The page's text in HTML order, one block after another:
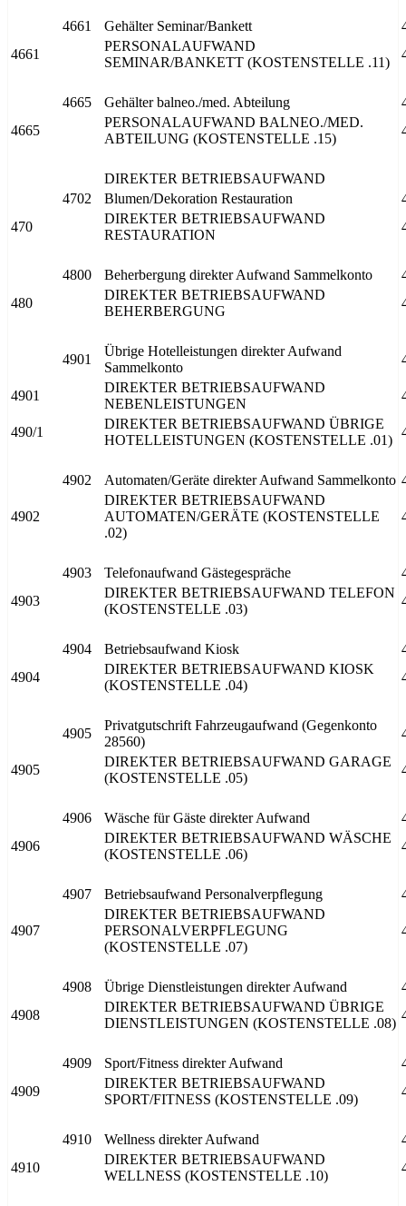
4661 Gehälter Seminar/Bankett
4661
PERSONALAUFWAND
SEMINAR/BANKETT (KOSTENSTELLE .11)
4665 Gehälter balneo./med. Abteilung
4665
PERSONALAUFWAND BALNEO./MED.
ABTEILUNG (KOSTENSTELLE .15)
DIREKTER BETRIEBSAUFWAND
4702
Blumen/Dekoration Restauration
470
DIREKTER BETRIEBSAUFWAND
RESTAURATION
4800 Beherbergung direkter Aufwand Sammelkonto
480
DIREKTER BETRIEBSAUFWAND
BEHERBERGUNG
4901
Übrige Hotelleistungen direkter Aufwand
Sammelkonto
4901
DIREKTER BETRIEBSAUFWAND
NEBENLEISTUNGEN
490/1
DIREKTER BETRIEBSAUFWAND ÜBRIGE
HOTELLEISTUNGEN (KOSTENSTELLE .01)
4902 Automaten/Geräte direkter Aufwand Sammelkonto
4902
DIREKTER BETRIEBSAUFWAND
AUTOMATEN/GERÄTE (KOSTENSTELLE
.02)
4903 Telefonaufwand Gästegespräche
4903
DIREKTER BETRIEBSAUFWAND TELEFON
(KOSTENSTELLE .03)
4904 Betriebsaufwand Kiosk
4904
DIREKTER BETRIEBSAUFWAND KIOSK
(KOSTENSTELLE .04)
4905
Privatgutschrift Fahrzeugaufwand (Gegenkonto
28560)
4905
DIREKTER BETRIEBSAUFWAND GARAGE
(KOSTENSTELLE .05)
4906 Wäsche für Gäste direkter Aufwand
4906
DIREKTER BETRIEBSAUFWAND WÄSCHE
(KOSTENSTELLE .06)
4907 Betriebsaufwand Personalverpflegung
4907
DIREKTER BETRIEBSAUFWAND
PERSONALVERPFLEGUNG
(KOSTENSTELLE .07)
4908 Übrige Dienstleistungen direkter Aufwand
4908
DIREKTER BETRIEBSAUFWAND ÜBRIGE
DIENSTLEISTUNGEN (KOSTENSTELLE .08)
4909 Sport/Fitness direkter Aufwand
4909
DIREKTER BETRIEBSAUFWAND
SPORT/FITNESS (KOSTENSTELLE .09)
4910 Wellness direkter Aufwand
4910
DIREKTER BETRIEBSAUFWAND
WELLNESS (KOSTENSTELLE .10)